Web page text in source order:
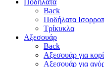
Ποδήλατα
Back
Ποδήλατα
Τρίκυκλα
Αξεσουάρ
Back
Αξεσουάρ για
Αξεσουάρ για